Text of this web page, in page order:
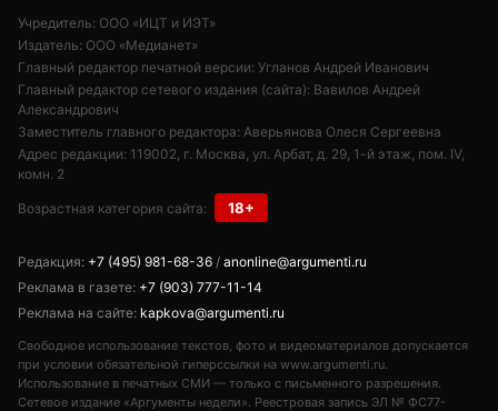
Учредитель: ООО «ИЦТ и ИЭТ»
Издатель: ООО «Медианет»
Главный редактор печатной версии: Угланов Андрей Иванович
Главный редактор сетевого издания (сайта): Вавилов Андрей
Александрович
Заместитель главного редактора: Аверьянова Олеся Сергеевна
Адрес редакции: 119002, г. Москва, ул. Арбат, д. 29, 1-й этаж, пом. IV,
комн. 2
Возрастная категория сайта: 18+
Редакция: +7 (495) 981-68-36 / anonline@argumenti.ru
Реклама в газете: +7 (903) 777-11-14
Реклама на сайте: kapkova@argumenti.ru
Свободное использование текстов, фото и видеоматериалов допускается
при условии обязательной гиперссылки на www.argumenti.ru.
Использование в печатных СМИ — только с письменного разрешения.
Сетевое издание «Аргументы недели». Реестровая запись ЭЛ № ФС77-